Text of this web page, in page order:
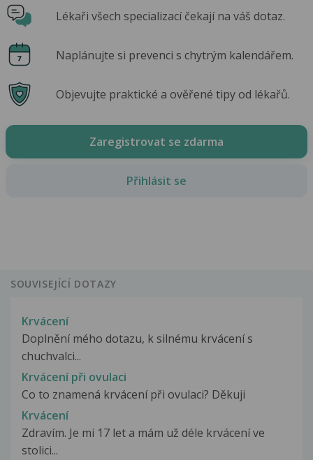
Lékaři všech specializací čekají na váš dotaz.
Naplánujte si prevenci s chytrým kalendářem.
Objevujte praktické a ověřené tipy od lékařů.
Zaregistrovat se zdarma
Přihlásit se
SOUVISEJÍCÍ DOTAZY
Krvácení
Doplnění mého dotazu, k silnému krvácení s
chuchvalci...
Krvácení při ovulaci
Co to znamená krvácení při ovulaci? Děkuji
Krvácení
Zdravím. Je mi 17 let a mám už déle krvácení ve
stolici...